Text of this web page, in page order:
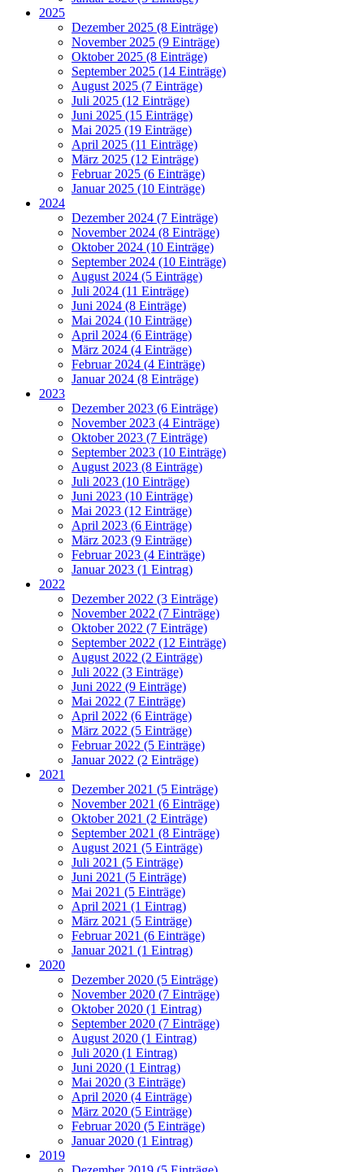
2025
Dezember 2025 (8 Einträge)
November 2025 (9 Einträge)
Oktober 2025 (8 Einträge)
September 2025 (14 Einträge)
August 2025 (7 Einträge)
Juli 2025 (12 Einträge)
Juni 2025 (15 Einträge)
Mai 2025 (19 Einträge)
April 2025 (11 Einträge)
März 2025 (12 Einträge)
Februar 2025 (6 Einträge)
Januar 2025 (10 Einträge)
2024
Dezember 2024 (7 Einträge)
November 2024 (8 Einträge)
Oktober 2024 (10 Einträge)
September 2024 (10 Einträge)
August 2024 (5 Einträge)
Juli 2024 (11 Einträge)
Juni 2024 (8 Einträge)
Mai 2024 (10 Einträge)
April 2024 (6 Einträge)
März 2024 (4 Einträge)
Februar 2024 (4 Einträge)
Januar 2024 (8 Einträge)
2023
Dezember 2023 (6 Einträge)
November 2023 (4 Einträge)
Oktober 2023 (7 Einträge)
September 2023 (10 Einträge)
August 2023 (8 Einträge)
Juli 2023 (10 Einträge)
Juni 2023 (10 Einträge)
Mai 2023 (12 Einträge)
April 2023 (6 Einträge)
März 2023 (9 Einträge)
Februar 2023 (4 Einträge)
Januar 2023 (1 Eintrag)
2022
Dezember 2022 (3 Einträge)
November 2022 (7 Einträge)
Oktober 2022 (7 Einträge)
September 2022 (12 Einträge)
August 2022 (2 Einträge)
Juli 2022 (3 Einträge)
Juni 2022 (9 Einträge)
Mai 2022 (7 Einträge)
April 2022 (6 Einträge)
März 2022 (5 Einträge)
Februar 2022 (5 Einträge)
Januar 2022 (2 Einträge)
2021
Dezember 2021 (5 Einträge)
November 2021 (6 Einträge)
Oktober 2021 (2 Einträge)
September 2021 (8 Einträge)
August 2021 (5 Einträge)
Juli 2021 (5 Einträge)
Juni 2021 (5 Einträge)
Mai 2021 (5 Einträge)
April 2021 (1 Eintrag)
März 2021 (5 Einträge)
Februar 2021 (6 Einträge)
Januar 2021 (1 Eintrag)
2020
Dezember 2020 (5 Einträge)
November 2020 (7 Einträge)
Oktober 2020 (1 Eintrag)
September 2020 (7 Einträge)
August 2020 (1 Eintrag)
Juli 2020 (1 Eintrag)
Juni 2020 (1 Eintrag)
Mai 2020 (3 Einträge)
April 2020 (4 Einträge)
März 2020 (5 Einträge)
Februar 2020 (5 Einträge)
Januar 2020 (1 Eintrag)
2019